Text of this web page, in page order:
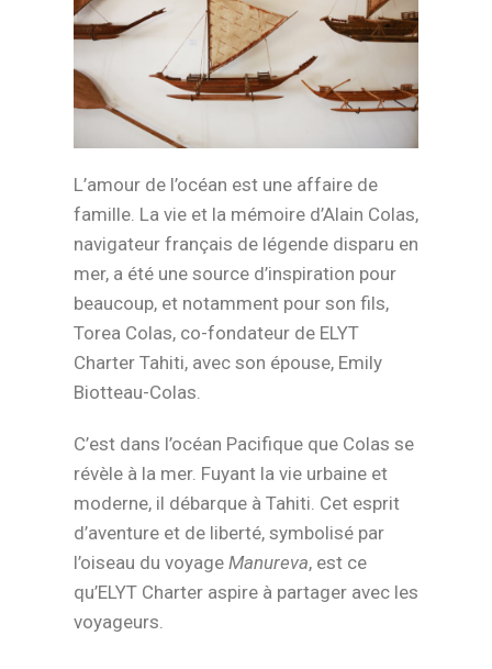
L’amour de l’océan est une affaire de
famille. La vie et la mémoire d’Alain Colas,
navigateur français de légende disparu en
mer, a été une source d’inspiration pour
beaucoup, et notamment pour son fils,
Torea Colas, co-fondateur de ELYT
Charter Tahiti, avec son épouse, Emily
Biotteau-Colas.
C’est dans l’océan Pacifique que Colas se
révèle à la mer. Fuyant la vie urbaine et
moderne, il débarque à Tahiti. Cet esprit
d’aventure et de liberté, symbolisé par
l’oiseau du voyage Manureva, est ce
qu’ELYT Charter aspire à partager avec les
voyageurs.